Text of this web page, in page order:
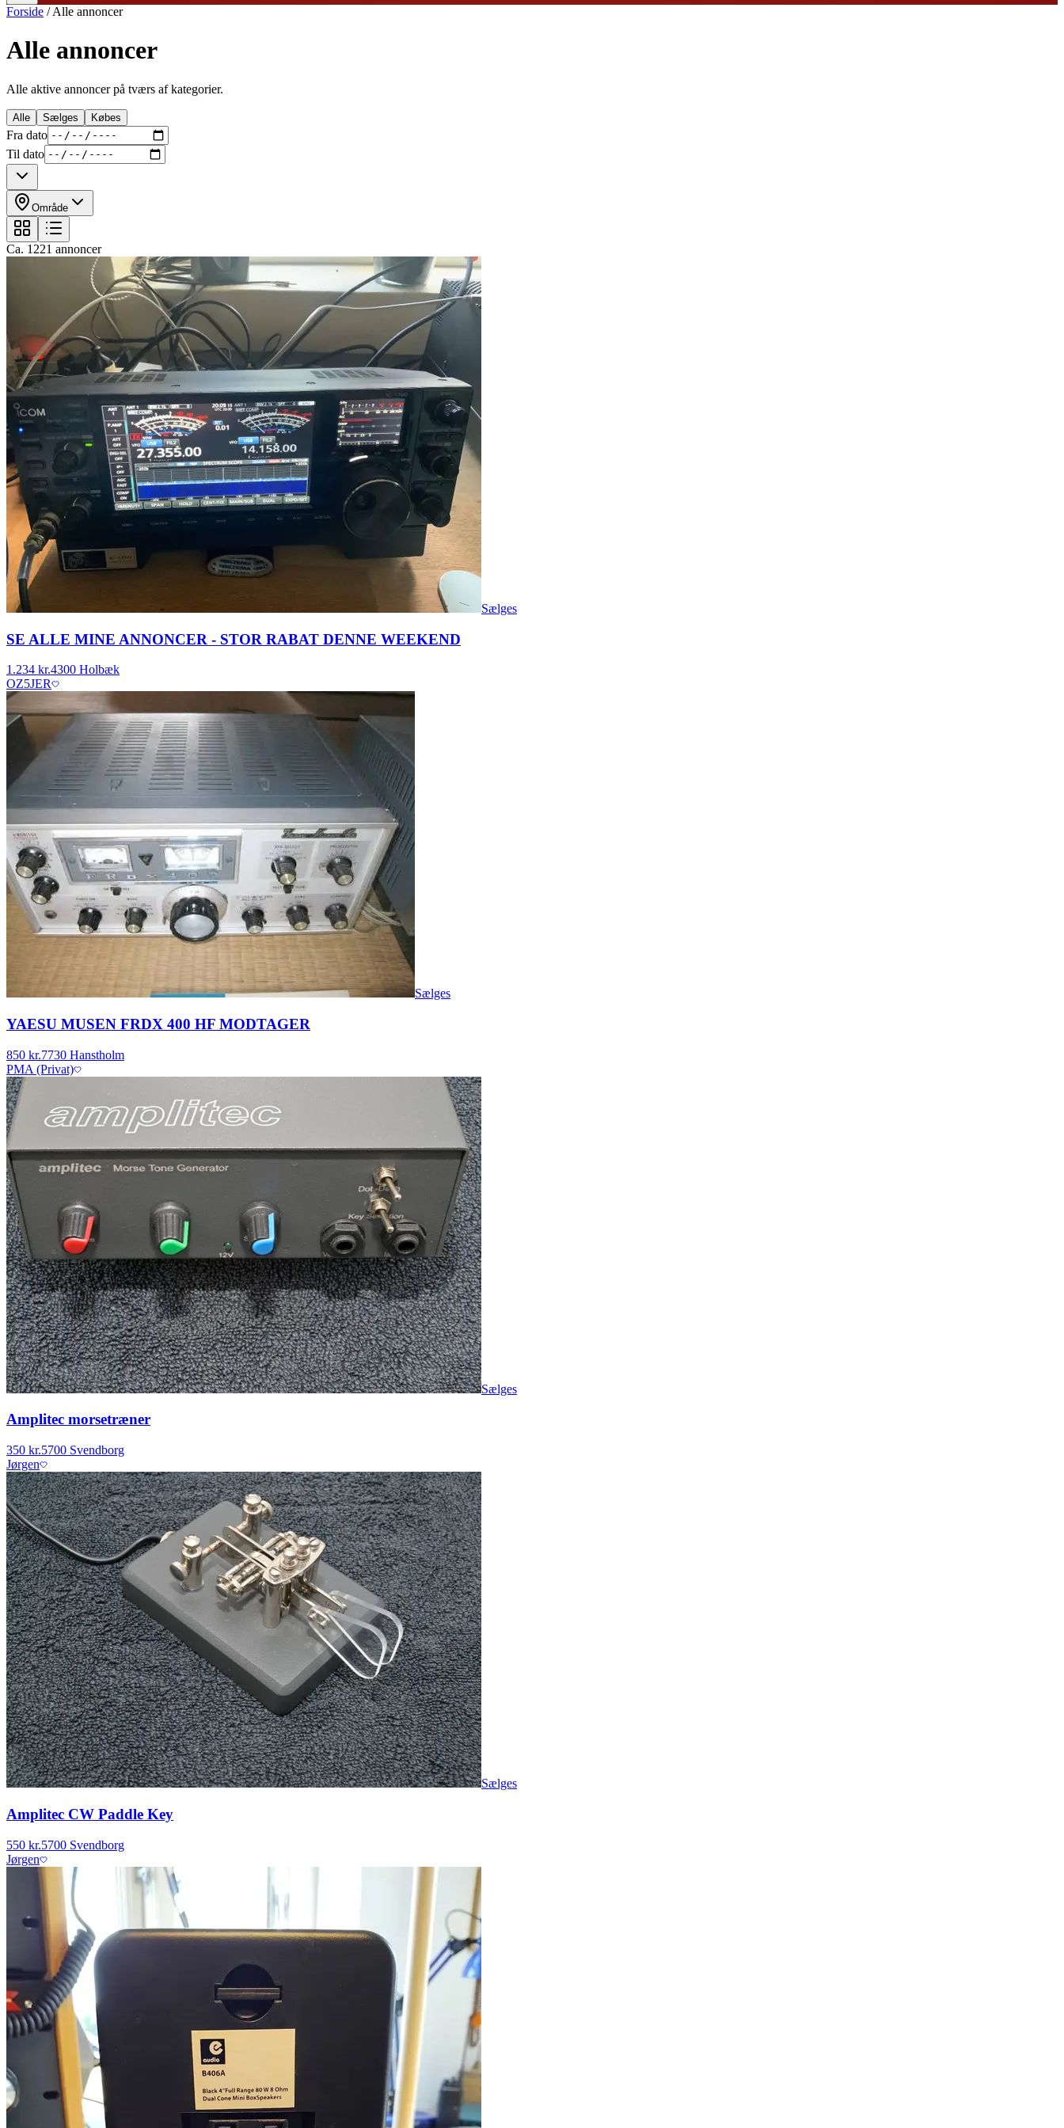
Forside /Alle annoncer
Alle annoncer
Alle aktive annoncer på tværs af kategorier.
Alle Sælges Købes
Fra dato
Til dato
Område
Ca. 1221 annoncer
Sælges
SE ALLE MINE ANNONCER - STOR RABAT DENNE WEEKEND
1.234 kr.4300 Holbæk
OZ5JER
Sælges
YAESU MUSEN FRDX 400 HF MODTAGER
850 kr.7730 Hanstholm
PMA (Privat)
Sælges
Amplitec morsetræner
350 kr.5700 Svendborg
Jørgen
Sælges
Amplitec CW Paddle Key
550 kr.5700 Svendborg
Jørgen